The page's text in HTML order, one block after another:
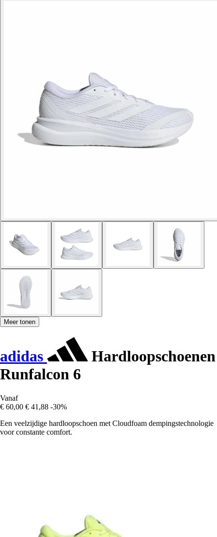
Meer tonen
adidas
Hardloopschoenen
Runfalcon 6
Vanaf
€ 60,00 € 41,88 -30%
Een veelzijdige hardloopschoen met Cloudfoam dempingstechnologie
voor constante comfort.